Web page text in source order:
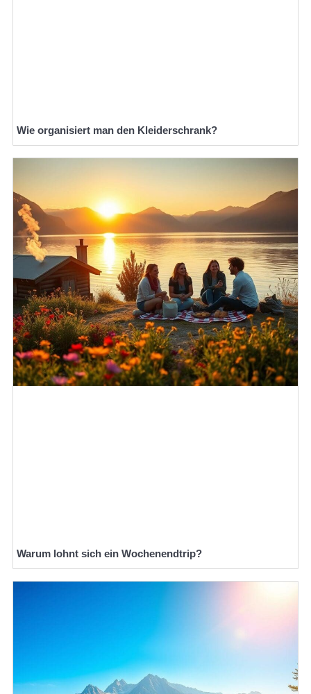
Wie organisiert man den Kleiderschrank?
Warum lohnt sich ein Wochenendtrip?